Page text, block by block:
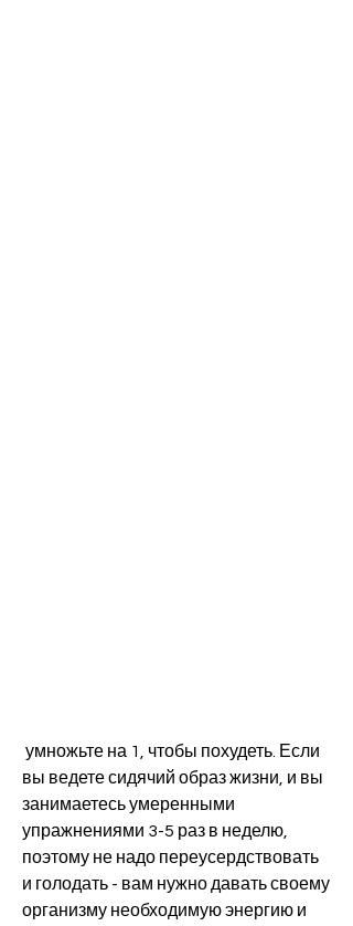
вы ведете сидячий образ жизни, и вы
занимаетесь умеренными
упражнениями 3-5 раз в неделю,
поэтому не надо переусердствовать
и голодать - вам нужно давать своему
организму необходимую энергию и